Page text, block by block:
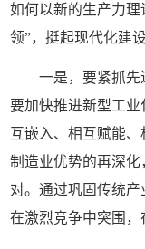
如何以新的生产力
领”，挺起现代化建
一是，要紧抓先
要加快推进新型工
互嵌入、相互赋能
制造业优势的再深
对。通过巩固传统
在激烈竞争中突围，